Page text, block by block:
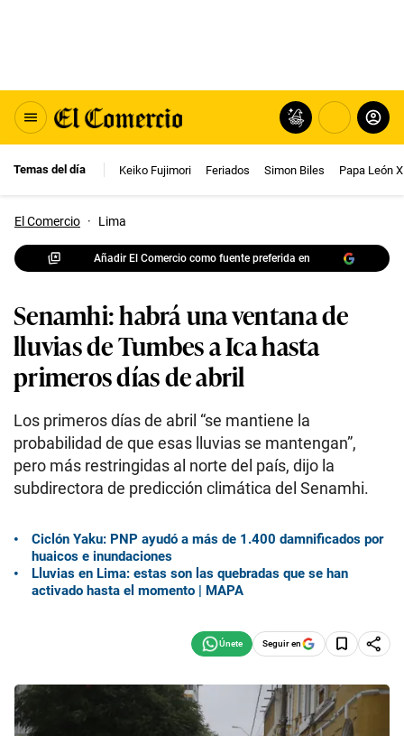
Temas del día Keiko Fujimori Feriados Simon Biles Papa León
El Comercio · Lima
Añadir El Comercio como fuente preferida en
Senamhi: habrá una ventana de
lluvias de Tumbes a Ica hasta
primeros días de abril
Los primeros días de abril “se mantiene la
probabilidad de que esas lluvias se mantengan”,
pero más restringidas al norte del país, dijo la
subdirectora de predicción climática del Senamhi.
Ciclón Yaku: PNP ayudó a más de 1.400 damnificados por
huaicos e inundaciones
Lluvias en Lima: estas son las quebradas que se han
activado hasta el momento | MAPA
Seguir en